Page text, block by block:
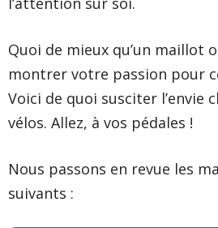
Quoi de mieux qu’un maillot
montrer votre passion pour
Voici de quoi susciter l’envie
vélos. Allez, à vos pédales !
Nous passons en revue les
suivants :